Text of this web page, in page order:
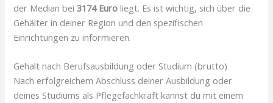
der Median bei3174 Euro liegt. Es ist wichtig, sich über die
Gehälter in deiner Region und den spezifischen
Einrichtungen zu informieren.
Gehalt nach Berufsausbildung oder Studium (brutto)
Nach erfolgreichem Abschluss deiner Ausbildung oder
deines Studiums als Pflegefachkraft kannst du mit einem